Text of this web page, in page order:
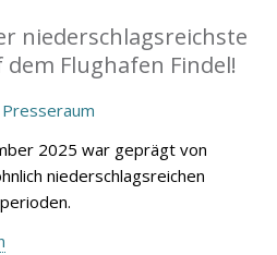
niederschlagsreichste
Flughafen Findel!
Presseraum
2025 war geprägt von
niederschlagsreichen